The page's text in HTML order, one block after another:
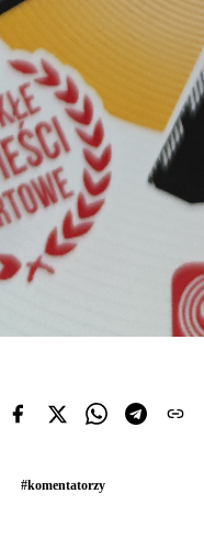
#komentatorzy